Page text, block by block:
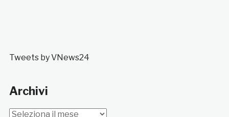
Tweets by VNews24
Archivi
Archivi